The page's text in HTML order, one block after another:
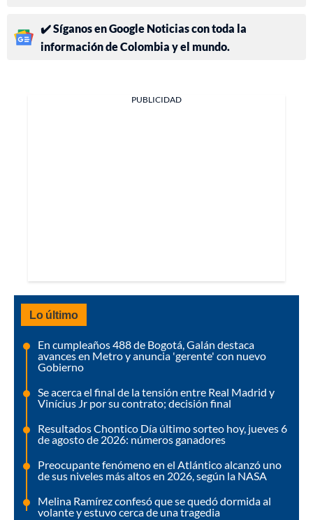
✔️ Síganos en Google Noticias con toda la
información de Colombia y el mundo.
PUBLICIDAD
Lo último
En cumpleaños 488 de Bogotá, Galán destaca
avances en Metro y anuncia 'gerente' con nuevo
Gobierno
Se acerca el final de la tensión entre Real Madrid y
Vinícius Jr por su contrato; decisión final
Resultados Chontico Día último sorteo hoy, jueves 6
de agosto de 2026: números ganadores
Preocupante fenómeno en el Atlántico alcanzó uno
de sus niveles más altos en 2026, según la NASA
Melina Ramírez confesó que se quedó dormida al
volante y estuvo cerca de una tragedia